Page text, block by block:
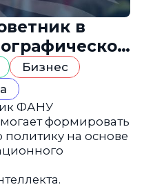
в
Бизнес
ФАНУ
формировать
на основе